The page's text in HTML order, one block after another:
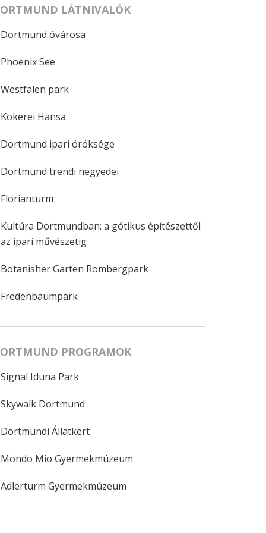
LÁTNIVALÓK
Dortmund óvárosa
Phoenix See
Westfalen park
Kokerei Hansa
Dortmund ipari öröksége
Dortmund trendi negyedei
Florianturm
Kultúra Dortmundban: a gótikus építészettől
az ipari művészetig
Botanisher Garten Rombergpark
Fredenbaumpark
PROGRAMOK
Signal Iduna Park
Skywalk Dortmund
Dortmundi Állatkert
Mondo Mio Gyermekmúzeum
Adlerturm Gyermekmúzeum